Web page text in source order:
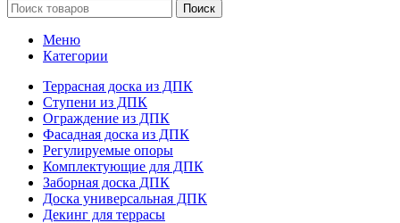
Поиск
Меню
Категории
Террасная доска из ДПК
Ступени из ДПК
Ограждение из ДПК
Фасадная доска из ДПК
Регулируемые опоры
Комплектующие для ДПК
Заборная доска ДПК
Доска универсальная ДПК
Декинг для террасы